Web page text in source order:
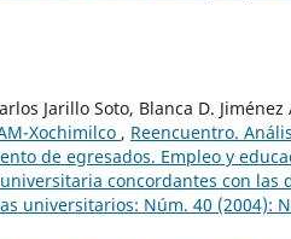
Jarillo Soto, Blanca D. Jiménez
Xochimilco , Reencuentro.
de egresados. Empleo y
concordantes con las
universitarios: Núm. 40 (2004):